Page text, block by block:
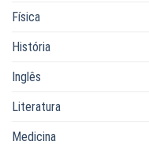
Física
História
Inglês
Literatura
Medicina